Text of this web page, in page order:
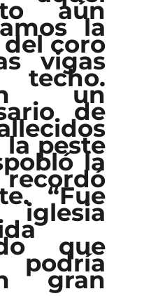
aún
la
coro
vigas
un
de
peste
la
“Fue
que
gran